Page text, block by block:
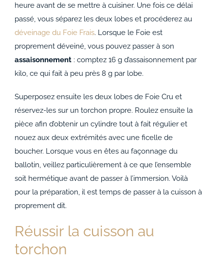
heure avant de se mettre à cuisiner. Une fois ce délai
passé, vous séparez les deux lobes et procéderez au
déveinage du Foie Frais. Lorsque le Foie est
proprement déveiné, vous pouvez passer à son
assaisonnement : comptez 16 g d’assaisonnement par
kilo, ce qui fait à peu près 8 g par lobe.
Superposez ensuite les deux lobes de Foie Cru et
réservez-les sur un torchon propre. Roulez ensuite la
pièce afin d’obtenir un cylindre tout à fait régulier et
nouez aux deux extrémités avec une ficelle de
boucher. Lorsque vous en êtes au façonnage du
ballotin, veillez particulièrement à ce que l’ensemble
soit hermétique avant de passer à l’immersion. Voilà
pour la préparation, il est temps de passer à la cuisson à
proprement dit.
Réussir la cuisson au
torchon